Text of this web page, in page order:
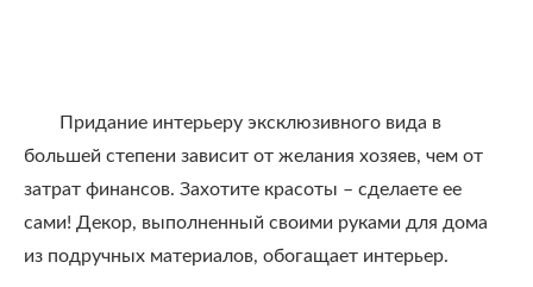
Придание интерьеру эксклюзивного вида в
большей степени зависит от желания хозяев, чем от
затрат финансов. Захотите красоты – сделаете ее
сами! Декор, выполненный своими руками для дома
из подручных материалов, обогащает интерьер.